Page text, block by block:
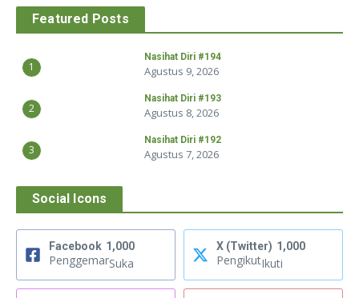
Featured Posts
1
Nasihat Diri #194
Agustus 9, 2026
2
Nasihat Diri #193
Agustus 8, 2026
3
Nasihat Diri #192
Agustus 7, 2026
Social Icons
Facebook 1,000
PenggemarSuka
X (Twitter) 1,000
PengikutIkuti